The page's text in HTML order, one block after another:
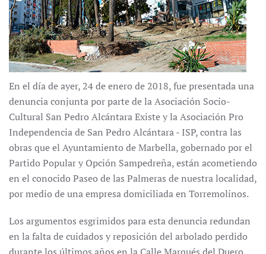
En el día de ayer, 24 de enero de 2018, fue presentada una
denuncia conjunta por parte de la Asociación Socio-
Cultural San Pedro Alcántara Existe y la Asociación Pro
Independencia de San Pedro Alcántara - ISP, contra las
obras que el Ayuntamiento de Marbella, gobernado por el
Partido Popular y Opción Sampedreña, están acometiendo
en el conocido Paseo de las Palmeras de nuestra localidad,
por medio de una empresa domiciliada en Torremolinos.
Los argumentos esgrimidos para esta denuncia redundan
en la falta de cuidados y reposición del arbolado perdido